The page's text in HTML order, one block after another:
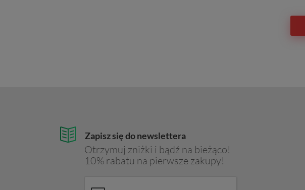
Zapisz się do newslettera
Otrzymuj zniżki i bądź na bieżąco!
10% rabatu na pierwsze zakupy!